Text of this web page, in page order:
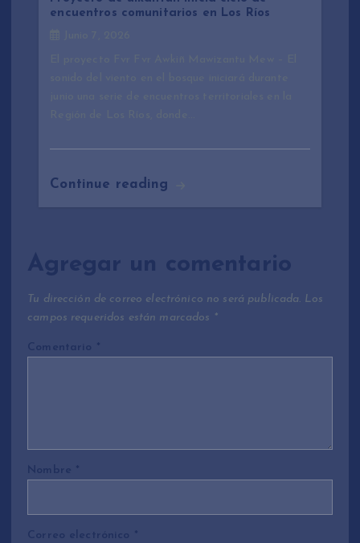
encuentros comunitarios en Los Ríos
Continue reading
Agregar un comentario
Tu dirección de correo electrónico no será publicada. Los
campos requeridos están marcados *
Comentario *
Nombre *
Correo electrónico *